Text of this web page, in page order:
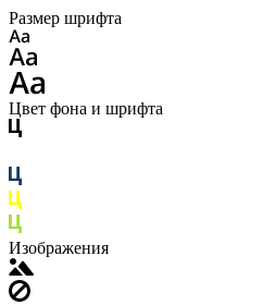
Размер шрифта
Цвет фона и шрифта
Изображения